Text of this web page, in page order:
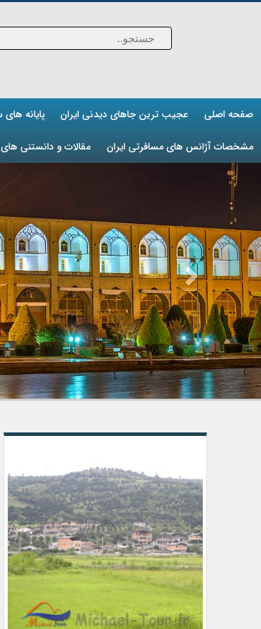
صفحه اصلی عجیب ترین جاهای دیدنی ایران پایانه
مشخصات آژانس های مسافرتی ایران مقالات و دانستنی